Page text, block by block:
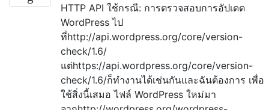
HTTP API ใช้กรณี: การตรวจสอบการอัปเดต
WordPress ไป
ที่http://api.wordpress.org/core/version-
check/1.6/
แต่https://api.wordpress.org/core/version-
check/1.6/ก็ทำงานได้เช่นกันและฉันต้องการ เพื่อ
ใช้สิ่งนี้เสมอ ไฟล์ WordPress ใหม่มา